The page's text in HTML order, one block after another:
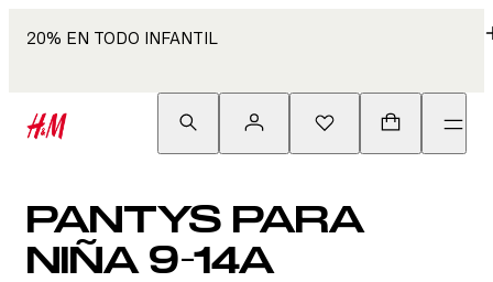
20% EN TODO INFANTIL
PANTYS PARA
NIÑA 9-14A